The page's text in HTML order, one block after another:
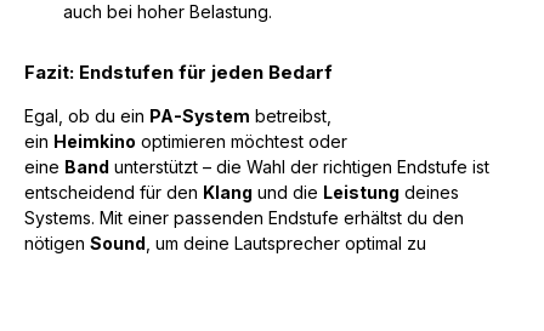
auch bei hoher Belastung.
Fazit: Endstufen für jeden Bedarf
Egal, ob du ein PA-System betreibst,
ein Heimkino optimieren möchtest oder
eine Band unterstützt – die Wahl der richtigen Endstufe ist
entscheidend für den Klang und die Leistung deines
Systems. Mit einer passenden Endstufe erhältst du den
nötigen Sound , um deine Lautsprecher optimal zu